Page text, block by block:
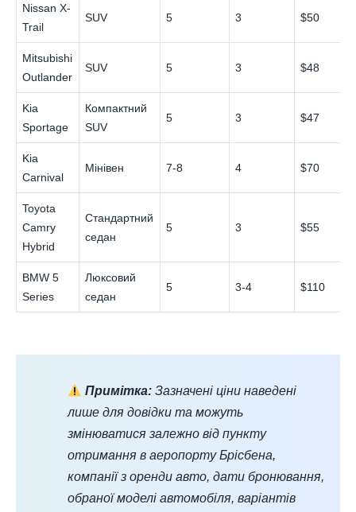
Nissan X-
Trail
SUV 5 3 $50
Mitsubishi
Outlander
SUV 5 3 $48
Kia
Sportage
Компактний
SUV
5 3 $47
Kia
Carnival
Мінівен 7-8 4 $70
Toyota
Camry
Hybrid
Стандартний
седан
5 3 $55
BMW 5
Series
Люксовий
седан
5 3-4 $110
Примітка:Зазначені ціни наведені
лише для довідки та можуть
змінюватися залежно від пункту
отримання в аеропорту Брісбена,
компанії з оренди авто, дати бронювання,
обраної моделі автомобіля, варіантів